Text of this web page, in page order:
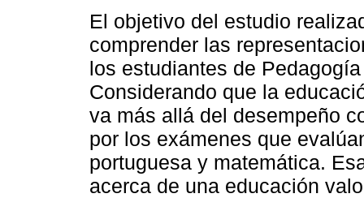
El objetivo del estudio
comprender las
los estudiantes de
Considerando que la
va más allá del desempeño
por los exámenes que
portuguesa y matemática.
acerca de una educación